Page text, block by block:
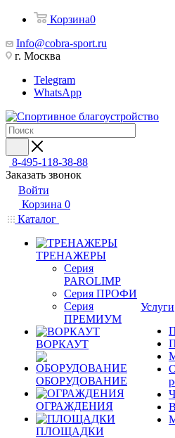
Корзина0
Info@cobra-sport.ru
г. Москва
Telegram
WhatsApp
8-495-118-38-88
Заказать звонок
Войти
Корзина 0
Каталог
ТРЕНАЖЕРЫ
Серия
PAROLIMP
Серия ПРОФИ
Серия
ПРЕМИУМ
ВОРКАУТ
ОБОРУДОВАНИЕ
ОГРАЖДЕНИЯ
ПЛОЩАДКИ
Услуги